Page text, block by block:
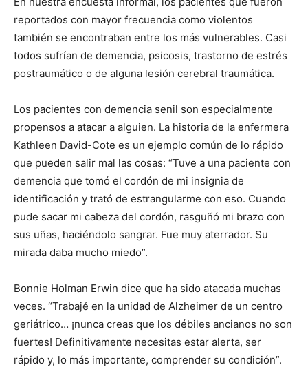
reportados con mayor frecuencia como violentos
también se encontraban entre los más vulnerables. Casi
todos sufrían de demencia, psicosis, trastorno de estrés
postraumático o de alguna lesión cerebral traumática.
Los pacientes con demencia senil son especialmente
propensos a atacar a alguien. La historia de la enfermera
Kathleen David-Cote es un ejemplo común de lo rápido
que pueden salir mal las cosas: “Tuve a una paciente con
demencia que tomó el cordón de mi insignia de
identificación y trató de estrangularme con eso. Cuando
pude sacar mi cabeza del cordón, rasguñó mi brazo con
sus uñas, haciéndolo sangrar. Fue muy aterrador. Su
mirada daba mucho miedo”.
Bonnie Holman Erwin dice que ha sido atacada muchas
veces. “Trabajé en la unidad de Alzheimer de un centro
geriátrico… ¡nunca creas que los débiles ancianos no son
fuertes! Definitivamente necesitas estar alerta, ser
rápido y, lo más importante, comprender su condición”.